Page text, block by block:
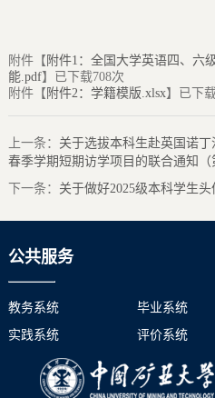
附件【 附件1：全国大学英语四、六
能.pdf】已下载708次
附件【 附件2：学籍模版.xlsx】已下
上一条： 关于选拔本科生赴英国诺
春季学期短期访学项目的联合通知（
下一条： 关于做好2025级本科学生
公共服务
教务系统 毕业系统
实践系统
评价系统